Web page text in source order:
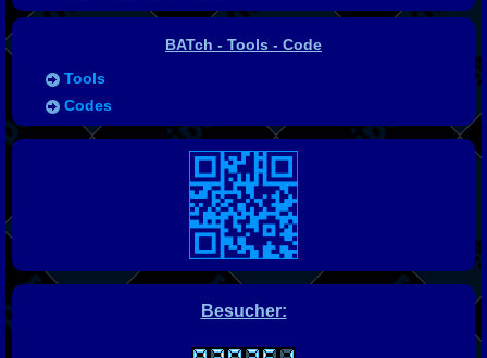
BATch - Tools - Code
Tools
Codes
Besucher: